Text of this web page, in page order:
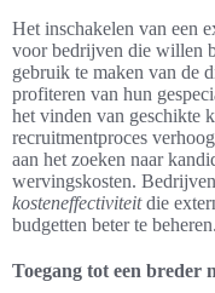
Het inschakelen van een
voor bedrijven die willen
gebruik te maken van de
profiteren van hun
het vinden van geschikte
recruitmentproces
aan het zoeken naar
wervingskosten.
kosteneffectiviteitdie
budgetten beter te beheren.
Toegang tot een breder